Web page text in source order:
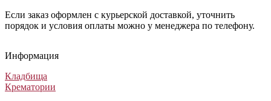
Если заказ оформлен с курьерской доставкой, уточнить
порядок и условия оплаты можно у менеджера по телефону.
Венки из живых цветов
Венки из искусственных цветов
Венки из живых цветов
Венки из искусственных цветов
Информация
Кладбища
Крематории